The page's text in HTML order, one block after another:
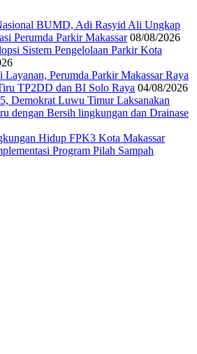
BUMD, Adi Rasyid Ali Ungkap
Perumda Parkir Makassar 08/08/2026
Sistem Pengelolaan Parkir Kota
Layanan, Perumda Parkir Makassar Raya
TP2DD dan BI Solo Raya 04/08/2026
Demokrat Luwu Timur Laksanakan
dengan Bersih lingkungan dan Drainase
Hidup FPK3 Kota Makassar
Program Pilah Sampah